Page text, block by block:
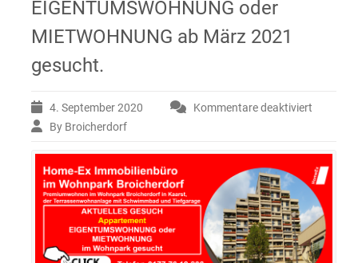
EIGENTUMSWOHNUNG oder
MIETWOHNUNG ab März 2021
gesucht.
4. September 2020 Kommentare deaktiviert
im
in
Kaarst,
der
By Broicherdorf